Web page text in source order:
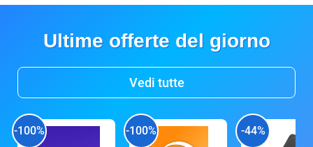
Ultime offerte del giorno
Vedi tutte
-100% -100% -44%